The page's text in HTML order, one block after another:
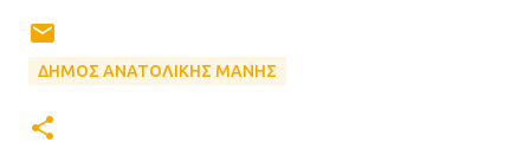
ΔΗΜΟΣ ΑΝΑΤΟΛΙΚΗΣ ΜΑΝΗΣ